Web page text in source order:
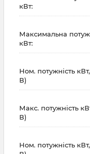
кВт:
Максимальна
кВт:
Ном. потужність
В)
Макс. потужність
В)
Ном. потужність